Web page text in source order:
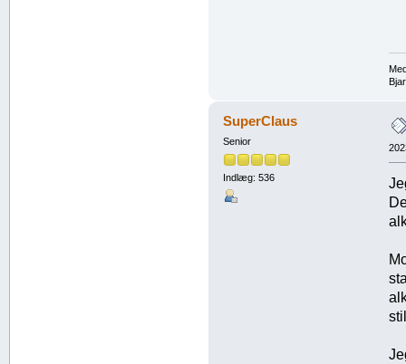
SuperClaus
Senior
Indlæg: 536